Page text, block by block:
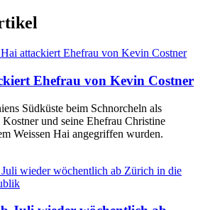
Ehefrau von Kevin Costner
Südküste beim Schnorcheln als
und seine Ehefrau Christine
Weissen Hai angegriffen wurden.